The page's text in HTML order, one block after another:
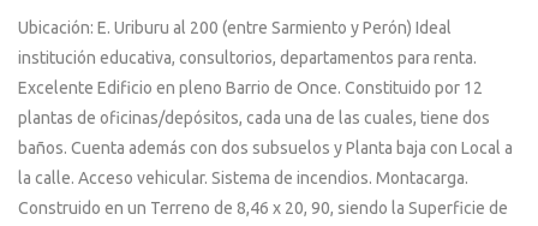
Ubicación: E. Uriburu al 200 (entre Sarmiento y Perón) Ideal
institución educativa, consultorios, departamentos para renta.
Excelente Edificio en pleno Barrio de Once. Constituido por 12
plantas de oficinas/depósitos, cada una de las cuales, tiene dos
baños. Cuenta además con dos subsuelos y Planta baja con Local a
la calle. Acceso vehicular. Sistema de incendios. Montacarga.
Construido en un Terreno de 8,46 x 20, 90, siendo la Superficie de